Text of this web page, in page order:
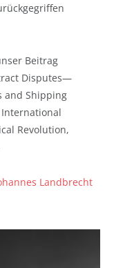
Beitrag
Disputes—
and Shipping
International
Revolution,
Landbrecht